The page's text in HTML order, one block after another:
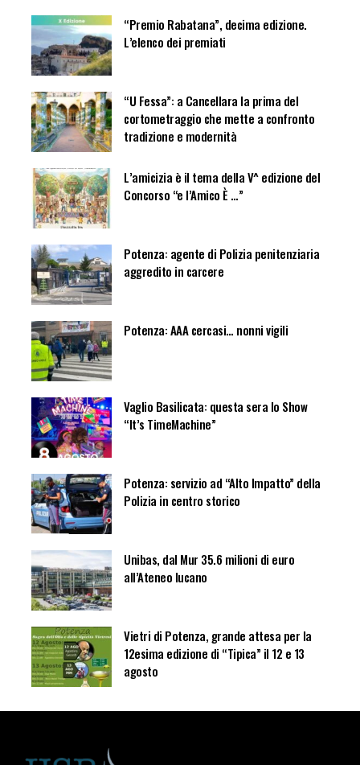
“Premio Rabatana”, decima edizione.
L’elenco dei premiati
“U Fessa”: a Cancellara la prima del
cortometraggio che mette a confronto
tradizione e modernità
L’amicizia è il tema della V^ edizione del
Concorso “e l’Amico È …”
Potenza: agente di Polizia penitenziaria
aggredito in carcere
Potenza: AAA cercasi… nonni vigili
Vaglio Basilicata: questa sera lo Show
“It’s TimeMachine”
Potenza: servizio ad “Alto Impatto” della
Polizia in centro storico
Unibas, dal Mur 35.6 milioni di euro
all’Ateneo lucano
Vietri di Potenza, grande attesa per la
12esima edizione di “Tipica” il 12 e 13
agosto